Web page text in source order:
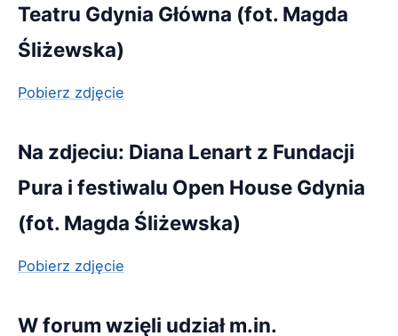
Teatru Gdynia Główna (fot. Magda
Śliżewska)
Pobierz zdjęcie
Na zdjeciu: Diana Lenart z Fundacji
Pura i festiwalu Open House Gdynia
(fot. Magda Śliżewska)
Pobierz zdjęcie
W forum wzięli udział m.in.